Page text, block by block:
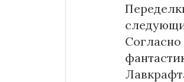
Согласно